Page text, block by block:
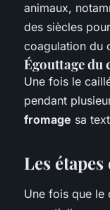
animaux,
des siècles
coagulation du
Égouttage du
Une fois le
pendant
fromage sa
Les
Une fois que le